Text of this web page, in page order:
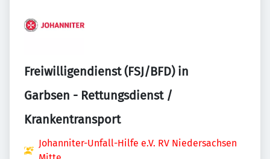
Freiwilligendienst (FSJ/BFD) in
Garbsen - Rettungsdienst /
Krankentransport
Johanniter-Unfall-Hilfe e.V. RV Niedersachsen